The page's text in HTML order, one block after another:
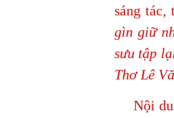
sáng tác,
gìn giữ
sưu tập
Thơ Lê
Nội